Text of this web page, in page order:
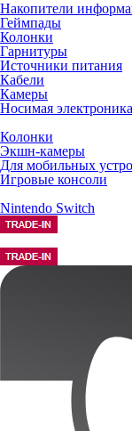
Накопители
Геймпады
Колонки
Гарнитуры
Источники питания
Кабели
Камеры
Носимая электроника
Колонки
Экшн-камеры
Для мобильных
Игровые консоли
Nintendo Switch